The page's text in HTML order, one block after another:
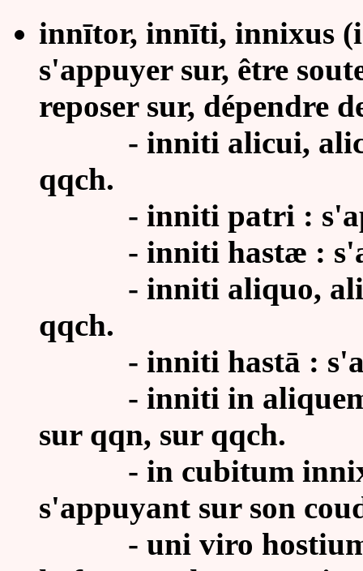
innītor, innīti, innixus
s'appuyer sur, être
reposer sur, dépendre
- inniti alicui, alicui
qqch.
- inniti patri :
- inniti hastæ :
- inniti aliquo,
qqch.
- inniti hastā :
- inniti in aliquem,
sur qqn, sur qqch.
- in cubitum
s'appuyant sur son
- uni viro hostium